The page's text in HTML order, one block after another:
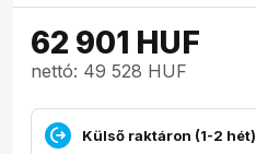
62 901 HUF
nettó: 49 528 HUF
Külső raktáron (1-2 hét)